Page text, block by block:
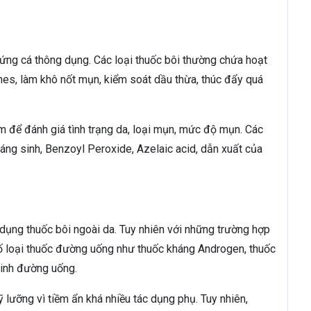
cá thông dụng. Các loại thuốc bôi thường chứa hoạt
làm khô nốt mụn, kiểm soát dầu thừa, thúc đẩy quá
để đánh giá tình trạng da, loại mụn, mức độ mụn. Các
sinh, Benzoyl Peroxide, Azelaic acid, dẫn xuất của
thuốc bôi ngoài da. Tuy nhiên với những trường hợp
thuốc đường uống như thuốc kháng Androgen, thuốc
đường uống.
vì tiềm ẩn khá nhiều tác dụng phụ. Tuy nhiên,